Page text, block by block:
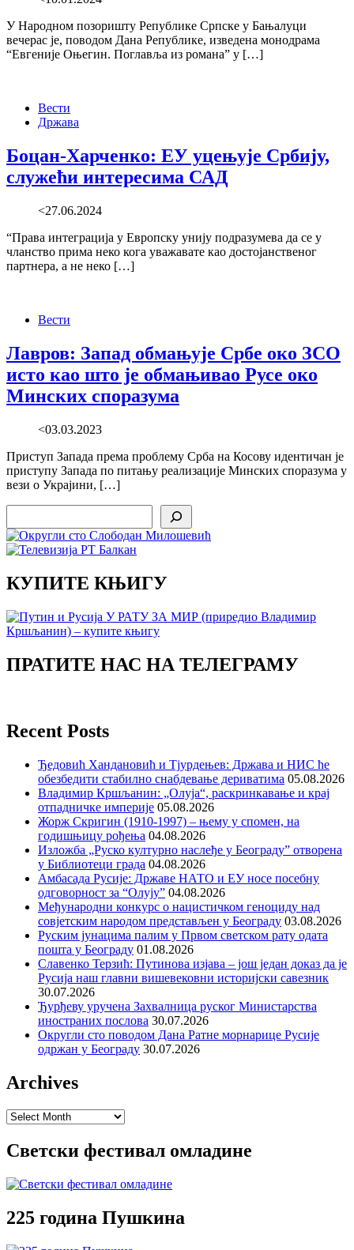
У Народном позоришту Републике Српске у Бањалуци
вечерас је, поводом Дана Републике, изведена монодрама
“Евгеније Оњегин. Поглавља из романа” у […]
Вести
Држава
Боцан-Харченко: ЕУ уцењује Србију,
служећи интересима САД
<27.06.2024
“Права интеграција у Европску унију подразумева да се у
чланство прима неко кога уважавате као достојанственог
партнера, а не неко […]
Вести
Лавров: Запад обмањује Србе око ЗСО
исто као што је обмањивао Русе око
Минских споразума
<03.03.2023
Приступ Запада према проблему Срба на Косову идентичан је
приступу Запада по питању реализације Минских споразума у
вези о Украјини, […]
КУПИТЕ КЊИГУ
ПРАТИТЕ НАС НА ТЕЛЕГРАМУ
Recent Posts
Ђедовић Хандановић и Тјурдењев: Држава и НИС ће
обезбедити стабилно снабдевање дериватима 05.08.2026
Владимир Кршљанин: „Олуја“, раскринкавање и крај
отпадничке империје 05.08.2026
Жорж Скригин (1910-1997) – њему у спомен, на
годишњицу рођења 04.08.2026
Изложба „Руско културно наслеђе у Београду” отворена
у Библиотеци града 04.08.2026
Амбасада Русије: Државе НАТО и ЕУ носе посебну
одговорност за “Олују” 04.08.2026
Међународни конкурс о нацистичком геноциду над
совјетским народом представљен у Београду 03.08.2026
Руским јунацима палим у Првом светском рату одата
пошта у Београду 01.08.2026
Славенко Терзић: Путинова изјава – још један доказ да је
Русија наш главни вишевековни историјски савезник
30.07.2026
Ђурђеву уручена Захвалница руског Министарства
иностраних послова 30.07.2026
Округли сто поводом Дана Ратне морнарице Русије
одржан у Београду 30.07.2026
Archives
Archives
Светски фестивал омладине
225 година Пушкина